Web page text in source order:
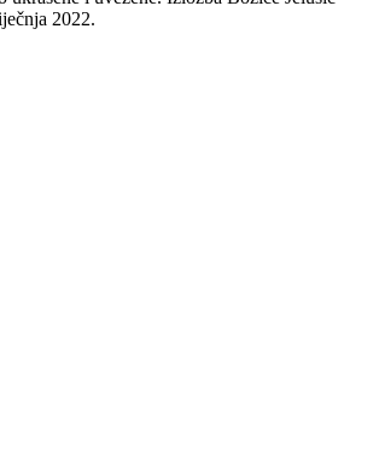
2022.